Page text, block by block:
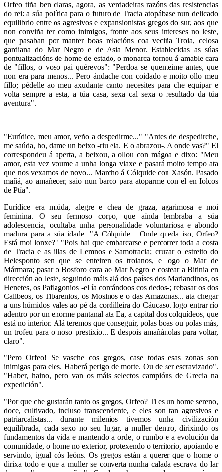
Orfeo tiña ben claras, agora, as verdadeiras razóns das resistencias
do rei: a súa política para o futuro de Tracia atopábase nun delicado
equilibrio entre os agresivos e expansionistas gregos do sur, aos que
non conviña ter como inimigos, fronte aos seus intereses no leste,
que pasaban por manter boas relacións coa veciña Troia, celosa
gardiana do Mar Negro e de Asia Menor. Establecidas as súas
pontualizacións de home de estado, o monarca tornou á amable cara
de "fillos, o voso pai quérevos": "Perdoa se quenteime antes, que
non era para menos... Pero ándache con coidado e moito ollo meu
fillo; pédelle ao meu axudante canto necesites para che equipar e
volta sempre a esta, a túa casa, sexa cal sexa o resultado da túa
aventura".
"Eurídice, meu amor, veño a despedirme..." "Antes de despedirche,
me saúda, ho, dame un beixo -riu ela. E o abrazou-. A onde vas?" El
correspondeu á aperta, a beixou, a ollou con mágoa e dixo: "Meu
amor, esta vez voume a unha longa viaxe e pasará moito tempo ata
que nos vexamos de novo... Marcho á Cólquide con Xasón. Pasado
mañá, ao amañecer, saio nun barco para atoparme con el en Iolcos
de Ptía".
Eurídice era miúda, alegre e chea de graza, agarimosa e moi
feminina. O seu fermoso corpo, que aínda lembraba a súa
adolescencia, ocultaba unha personalidade voluntariosa e abondo
madura para a súa idade. "A Cólquide... Onde queda iso, Orfeo?
Está moi lonxe?" "Pois hai que embarcarse e percorrer toda a costa
de Tracia e as illas de Lemnos e Samotracia; cruzar o estreito do
Helesponto sen que se enteiren os troianos, e logo o Mar de
Mármara; pasar o Bosforo cara ao Mar Negro e costear a Bitinia en
dirección ao leste, seguindo máis alá dos países dos Mariandinos, os
Henetes, os Paflagonios -el ía contándoos cos dedos-; rebasar os dos
Calibeos, os Tibarenios, os Mosinos e o das Amazonas... ata chegar
a uns húmidos vales ao pé da cordilleira do Cáucaso. logo entrar río
adentro por un enorme pantanal ata Ea, a capital dos colquídeos, que
está no interior. Alá teremos que conseguir, polas boas ou polas más,
un trofeu para o noso prestixio... E despois amañánolas para voltar,
claro".
"Pero Orfeo! Se vasche cos gregos, case todas esas zonas son
inimigas para eles. Haberá perigo de morte. Ou de ser escravizado".
"Haber, haino, pero van os máis selectos campións de Grecia na
expedición".
"Por que che gustarán tanto os gregos, Orfeo? Ti es un home sereno,
doce, cultivado, incluso transcendente, e eles son tan agresivos e
patriarcalistas... durante milenios tivemos unha civilización
equilibrada, cada sexo no seu lugar, a muller dentro, dirixindo os
fundamentos da vida e mantendo a orde, o rumbo e a evolución da
comunidade, o home no exterior, protexendo o territorio, apoiando e
servindo, igual cós leóns. Os gregos están a querer que o home o
dirixa todo e que a muller se converta nunha calada escrava do lar